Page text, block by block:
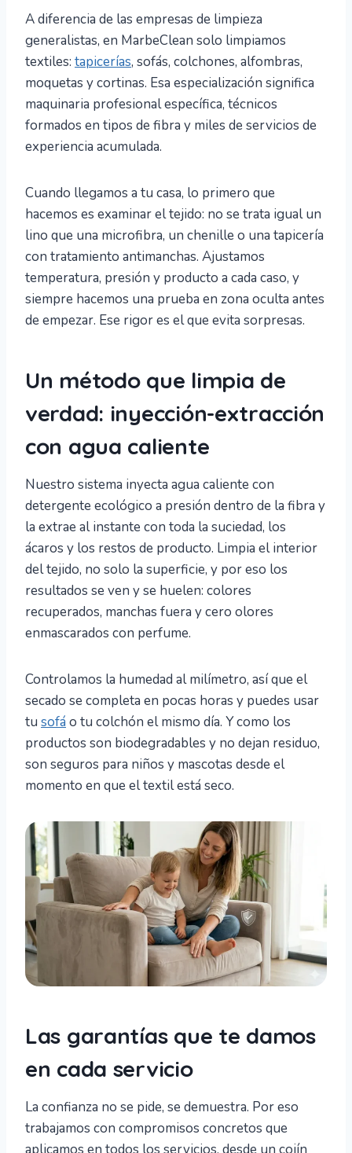
A diferencia de las empresas de limpieza
generalistas, en MarbeClean solo limpiamos
textiles: tapicerías, sofás, colchones, alfombras,
moquetas y cortinas. Esa especialización significa
maquinaria profesional específica, técnicos
formados en tipos de fibra y miles de servicios de
experiencia acumulada.
Cuando llegamos a tu casa, lo primero que
hacemos es examinar el tejido: no se trata igual un
lino que una microfibra, un chenille o una tapicería
con tratamiento antimanchas. Ajustamos
temperatura, presión y producto a cada caso, y
siempre hacemos una prueba en zona oculta antes
de empezar. Ese rigor es el que evita sorpresas.
Un método que limpia de
verdad: inyección-extracción
con agua caliente
Nuestro sistema inyecta agua caliente con
detergente ecológico a presión dentro de la fibra y
la extrae al instante con toda la suciedad, los
ácaros y los restos de producto. Limpia el interior
del tejido, no solo la superficie, y por eso los
resultados se ven y se huelen: colores
recuperados, manchas fuera y cero olores
enmascarados con perfume.
Controlamos la humedad al milímetro, así que el
secado se completa en pocas horas y puedes usar
tu sofá o tu colchón el mismo día. Y como los
productos son biodegradables y no dejan residuo,
son seguros para niños y mascotas desde el
momento en que el textil está seco.
Las garantías que te damos
en cada servicio
La confianza no se pide, se demuestra. Por eso
trabajamos con compromisos concretos que
aplicamos en todos los servicios, desde un cojín